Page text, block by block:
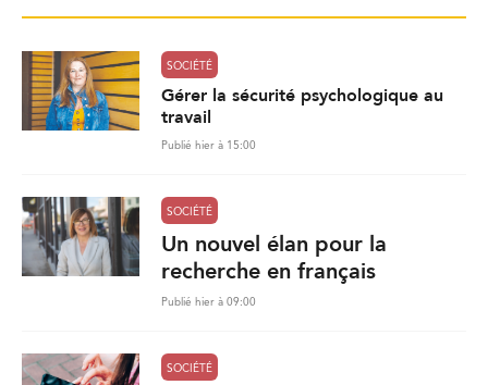
SOCIÉTÉ
Gérer la sécurité psychologique au
travail
Publié hier à 15:00
SOCIÉTÉ
Un nouvel élan pour la
recherche en français
Publié hier à 09:00
SOCIÉTÉ